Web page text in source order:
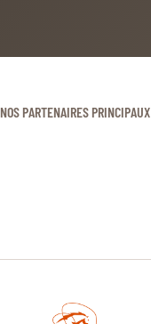
NOS PARTENAIRES PRINCIPAUX